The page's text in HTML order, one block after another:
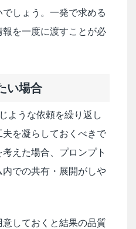
しょう。一発で求める
を一度に渡すことが必
い場合
ような依頼を繰り返し
を凝らしておくべきで
えた場合、プロンプト
での共有・展開がしや
しておくと結果の品質